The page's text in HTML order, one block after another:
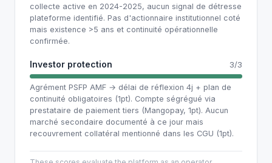
collecte active en 2024-2025, aucun signal de détresse
plateforme identifié. Pas d'actionnaire institutionnel coté
mais existence >5 ans et continuité opérationnelle
confirmée.
Investor protection 3/3
Agrément PSFP AMF → délai de réflexion 4j + plan de
continuité obligatoires (1pt). Compte ségrégué via
prestataire de paiement tiers (Mangopay, 1pt). Aucun
marché secondaire documenté à ce jour mais
recouvrement collatéral mentionné dans les CGU (1pt).